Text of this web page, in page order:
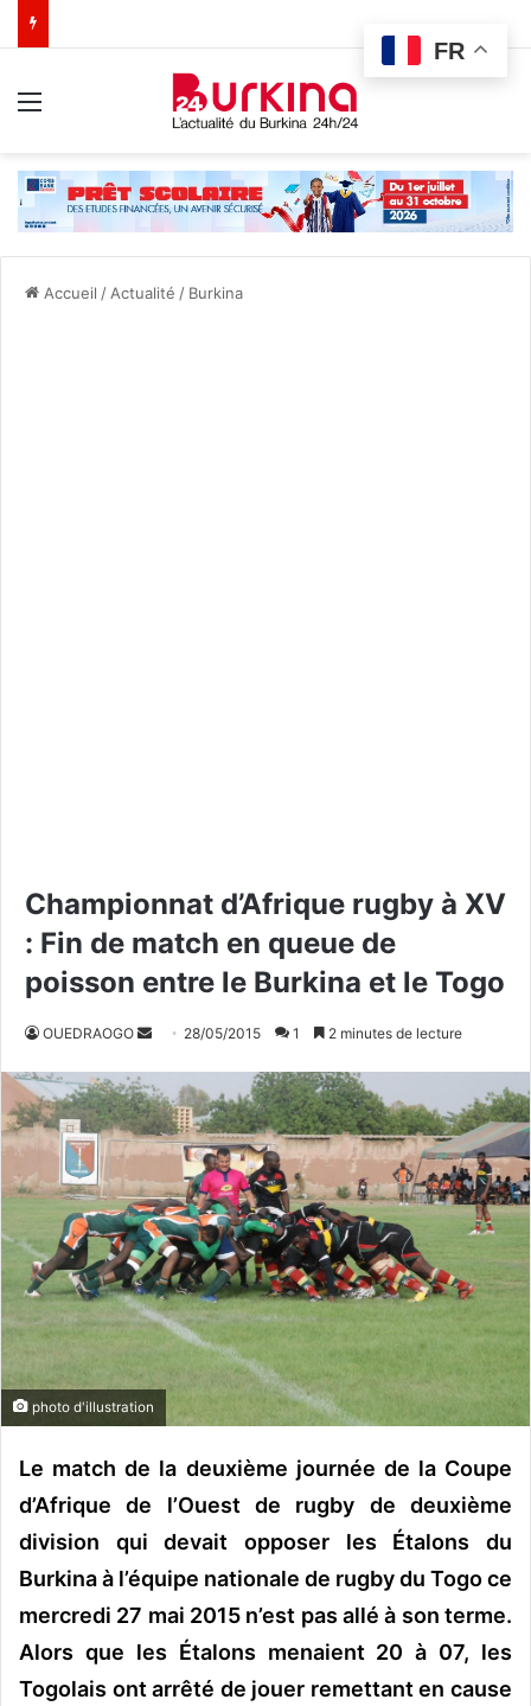
Accueil / Actualité / Burkina
Championnat d’Afrique rugby à XV
: Fin de match en queue de
poisson entre le Burkina et le Togo
OUEDRAOGO
v
o
y
r
u
n
c
o
r
r
i
28/05/2015 1 2 minutes de lecture
photo d'illustration
Le match de la deuxième journée de la Coupe
d’Afrique de l’Ouest de rugby de deuxième
division qui devait opposer les Étalons du
Burkina à l’équipe nationale de rugby du Togo ce
mercredi 27 mai 2015 n’est pas allé à son terme.
Alors que les Étalons menaient 20 à 07, les
Togolais ont arrêté de jouer remettant en cause
FR